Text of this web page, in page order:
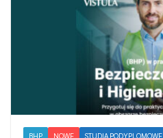
BHP NOWE STUDIA PODYPLOMOWE